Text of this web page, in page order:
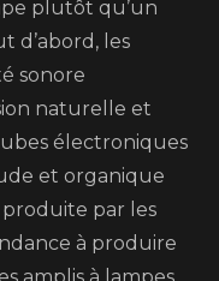
plutôt qu’un
d’abord, les
sonore
naturelle et
électroniques
et organique
par les
à produire